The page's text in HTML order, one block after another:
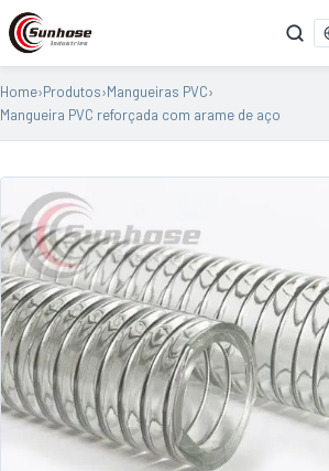
Home›Produtos›Mangueiras PVC›
Mangueira PVC reforçada com arame de aço